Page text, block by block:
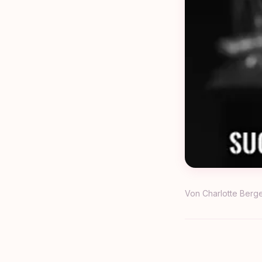
Von Charlotte